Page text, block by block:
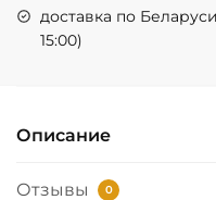
доставка по
15:00)
Описание
Отзывы 0